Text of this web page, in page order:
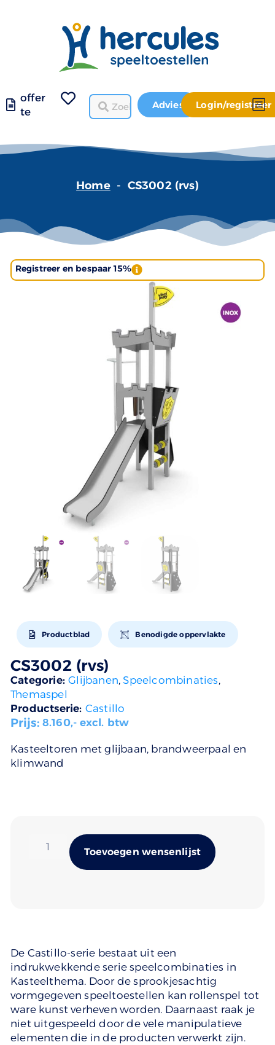
offer
te
Advies Login/registreer
Home - CS3002 (rvs)
Registreer en bespaar 15%
Productblad Benodigde oppervlakte
CS3002 (rvs)
Categorie:Glijbanen, Speelcombinaties,
Themaspel
Productserie: Castillo
Prijs:8.160,- excl. btw
Kasteeltoren met glijbaan, brandweerpaal en
klimwand
Toevoegen wensenlijst
De Castillo-serie bestaat uit een
indrukwekkende serie speelcombinaties in
Kasteelthema. Door de sprookjesachtig
vormgegeven speeltoestellen kan rollenspel tot
ware kunst verheven worden. Daarnaast raak je
niet uitgespeeld door de vele manipulatieve
elementen die in de producten verwerkt zijn.